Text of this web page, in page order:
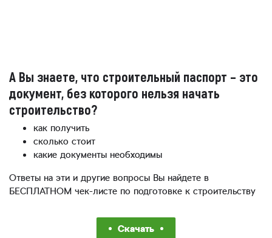
А Вы знаете, что строительный паспорт – это
документ, без которого нельзя начать
строительство?
как получить
сколько стоит
какие документы необходимы
Ответы на эти и другие вопросы Вы найдете в
БЕСПЛАТНОМ чек-листе по подготовке к строительству
Скачать